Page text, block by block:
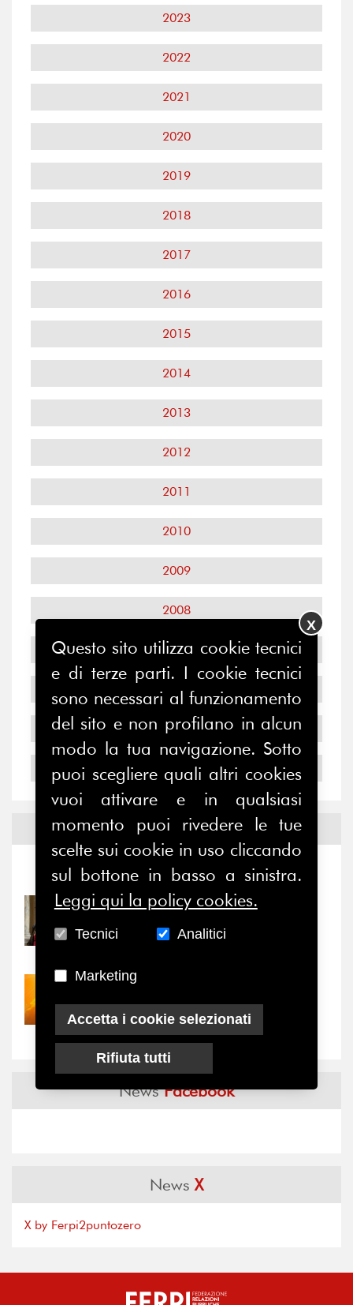
2023
2022
2021
2020
2019
2018
2017
2016
2015
2014
2013
2012
2011
2010
2009
2008
2007
2006
2005
Notizie edEventi
Notizie-Eventi
31/07/2026
Prima della pausa estiva,
il valore di...
Nove anni dopo la
“grande cecità”: la...
NewsFacebook
News X
X by Ferpi2puntozero
Questo sito utilizza cookie tecnici
e di terze parti. I cookie tecnici
sono necessari al funzionamento
del sito e non profilano in alcun
modo la tua navigazione. Sotto
puoi scegliere quali altri cookies
vuoi attivare e in qualsiasi
momento puoi rivedere le tue
scelte sui cookie in uso cliccando
sul bottone in basso a sinistra.
Leggi qui la policy cookies.
Tecnici Analitici
Marketing
Accetta i cookie selezionati
Rifiuta tutti
X